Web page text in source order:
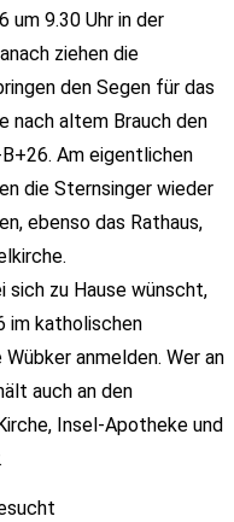
um 9.30 Uhr in der
ziehen die
den Segen für das
nach altem Brauch den
Am eigentlichen
die Sternsinger wieder
ebenso das Rathaus,
sich zu Hause wünscht,
im katholischen
anmelden. Wer an
auch an den
Insel-Apotheke und